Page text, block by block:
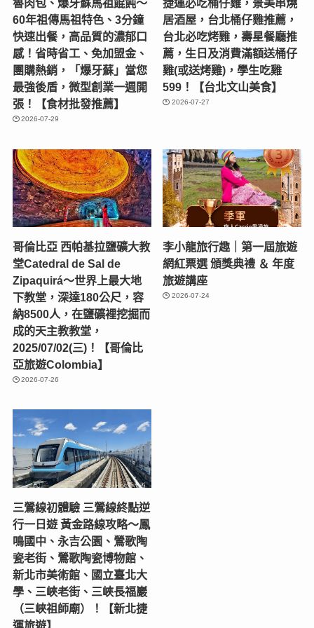
魯肉包、爆牙蘇馬祖餛飩～
60年祖傳馬祖特色、3分鐘
快速出餐，高品質的濃郁口
感！省時省工、免加盟金、
團購熱銷，「爆牙蘇」當您
最強後盾，微型創業一週開
張！【食材批發推薦】
2026-07-29
捷運必吃桶仔雞，景美串燒
居酒屋，台北桶仔雞推薦，
台北必吃烤雞，壽星餐廳推
薦，生日及消費滿額送桶仔
雞(或送烤雞)，學生吃雞
599！【台北文山美食】
2026-07-27
哥倫比亞 西帕基拉鹽礦大教
堂Catedral de Sal de
Zipaquirá～世界上最大地
下教堂，深達180公尺，容
納8500人，在鹽礦裡挖掘而
成的天主教教堂，
2025/07/02(三)！【哥倫比
亞旅遊Colombia】
2026-07-26
李小龍旅行趣｜第一屆旅遊
網紅票選 頒獎典禮 ＆ 年度
旅遊講座
2026-07-24
三鶯線初體驗 三鶯線終點逆
行一日遊 黃金路線攻略～鳳
鳴國中、永吉公園、鶯歌陶
瓷老街、鶯歌陶瓷博物館、
新北市美術館、國立臺北大
學、三峽老街、三峽長福巖
（三峽祖師廟）！【新北捷
運旅遊】